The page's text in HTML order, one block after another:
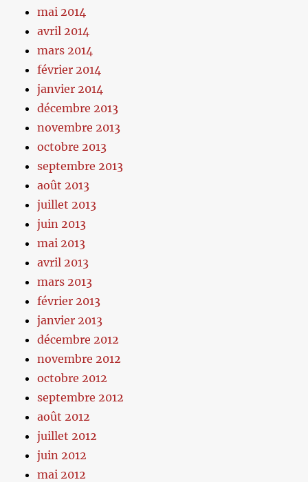
mai 2014
avril 2014
mars 2014
février 2014
janvier 2014
décembre 2013
novembre 2013
octobre 2013
septembre 2013
août 2013
juillet 2013
juin 2013
mai 2013
avril 2013
mars 2013
février 2013
janvier 2013
décembre 2012
novembre 2012
octobre 2012
septembre 2012
août 2012
juillet 2012
juin 2012
mai 2012